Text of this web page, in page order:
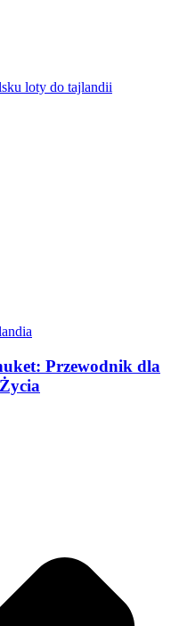
Przewodnik dla